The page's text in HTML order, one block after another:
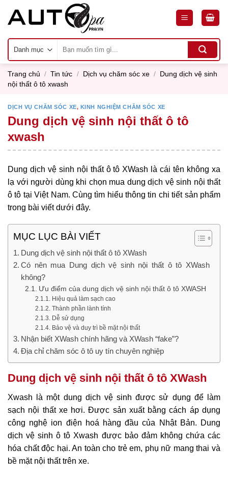
kiếm:
Trang chủ / Tin tức / Dịch vụ chăm sóc xe / Dung dịch vệ sinh
nội thất ô tô xwash
DỊCH VỤ CHĂM SÓC XE, KINH NGHIỆM CHĂM SÓC XE
Dung dịch vệ sinh nội thất ô tô
xwash
Dung dịch vệ sinh nội thất ô tô XWash là cái tên không xa
lạ với người dùng khi chọn mua dung dịch vệ sinh nội thất
ô tô tại Việt Nam. Cùng tìm hiểu thông tin chi tiết sản phẩm
trong bài viết dưới đây.
MỤC LỤC BÀI VIẾT
Dung dịch vệ sinh nội thất ô tô XWash
Có nên mua Dung dịch vệ sinh nội thất ô tô XWash
không?
Ưu điểm của dung dịch vệ sinh nội thất ô tô XWASH
Hiệu quả làm sạch cao
Thành phần lành tính
Dễ sử dụng
Bảo vệ và duy trì bề mặt nội thất
Nhận biết XWash chính hãng và XWash “fake”?
Địa chỉ chăm sóc ô tô uy tín chuyên nghiệp
Dung dịch vệ sinh nội thất ô tô XWash
Xwash là một dung dịch vệ sinh được sử dụng để làm
sạch nội thất xe hơi. Được sản xuất bằng cách áp dụng
công nghệ ion điện hoá hàng đầu của Nhật Bản. Dung
dịch vệ sinh ô tô Xwash được bảo đảm không chứa các
hóa chất độc hại. An toàn cho trẻ em, phụ nữ mang thai và
bề mặt nội thất trên xe.